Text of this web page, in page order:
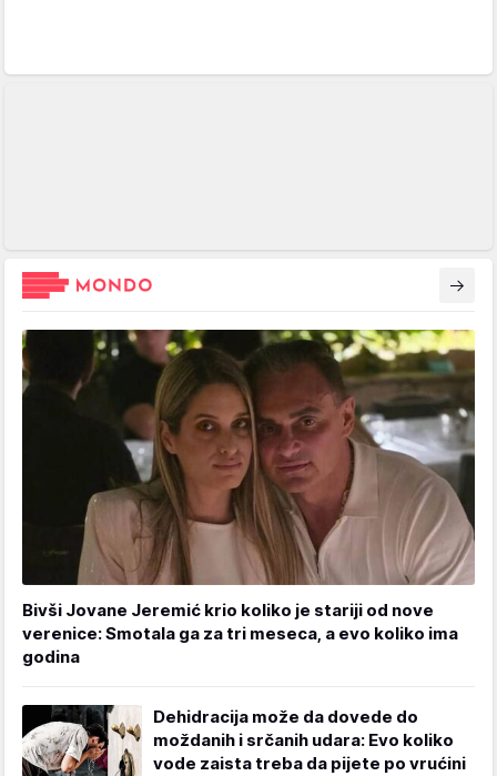
Bivši Jovane Jeremić krio koliko je stariji od nove
verenice: Smotala ga za tri meseca, a evo koliko ima
godina
Dehidracija može da dovede do
moždanih i srčanih udara: Evo koliko
vode zaista treba da pijete po vrućini